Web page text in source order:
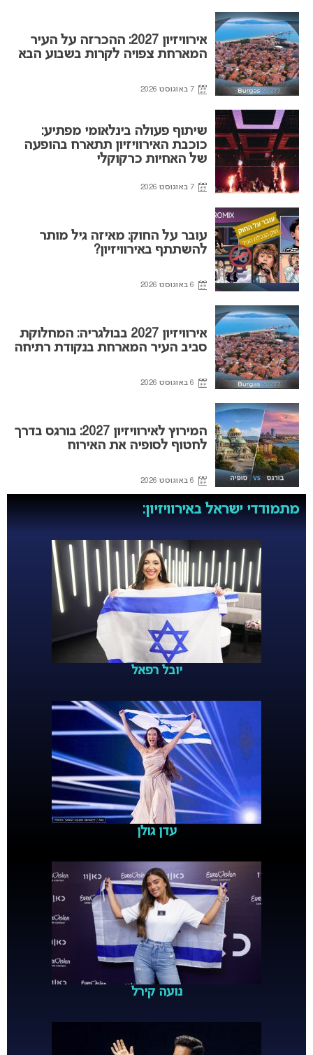
אירוויזיון 2027: ההכרזה על העיר
המארחת צפויה לקרות בשבוע הבא
7 באוגוסט 2026
שיתוף פעולה בינלאומי מפתיע:
כוכבת האירוויזיון תתארח בהופעה
של האחיות כרקוקלי
7 באוגוסט 2026
עובר על החוק: מאיזה גיל מותר
להשתתף באירוויזיון?
6 באוגוסט 2026
אירוויזיון 2027 בבולגריה: המחלוקת
סביב העיר המארחת בנקודת רתיחה
6 באוגוסט 2026
המירוץ לאירוויזיון 2027: בורגס בדרך
לחטוף לסופיה את האירוח
6 באוגוסט 2026
מתמודדי ישראל באירוויזיון:
יובל רפאל
עדן גולן
נועה קירל